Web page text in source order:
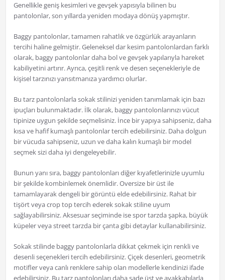
Genellikle geniş kesimleri ve gevşek yapısıyla bilinen bu
pantolonlar, son yıllarda yeniden modaya dönüş yapmıştır.
Baggy pantolonlar, tamamen rahatlık ve özgürlük arayanların
tercihi haline gelmiştir. Geleneksel dar kesim pantolonlardan farklı
olarak, baggy pantolonlar daha bol ve gevşek yapılarıyla hareket
kabiliyetini artırır. Ayrıca, çeşitli renk ve desen seçenekleriyle de
kişisel tarzınızı yansıtmanıza yardımcı olurlar.
Bu tarz pantolonlarla sokak stilinizi yeniden tanımlamak için bazı
ipuçları bulunmaktadır. İlk olarak, baggy pantolonlarınızı vücut
tipinize uygun şekilde seçmelisiniz. İnce bir yapıya sahipseniz, daha
kısa ve hafif kumaşlı pantolonlar tercih edebilirsiniz. Daha dolgun
bir vücuda sahipseniz, uzun ve daha kalın kumaşlı bir model
seçmek sizi daha iyi dengeleyebilir.
Bunun yanı sıra, baggy pantolonları diğer kıyafetlerinizle uyumlu
bir şekilde kombinlemek önemlidir. Oversize bir üst ile
tamamlayarak dengeli bir görüntü elde edebilirsiniz. Rahat bir
tişört veya crop top tercih ederek sokak stiline uyum
sağlayabilirsiniz. Aksesuar seçiminde ise spor tarzda şapka, büyük
küpeler veya street tarzda bir çanta gibi detaylar kullanabilirsiniz.
Sokak stilinde baggy pantolonlarla dikkat çekmek için renkli ve
desenli seçenekleri tercih edebilirsiniz. Çiçek desenleri, geometrik
motifler veya canlı renklere sahip olan modellerle kendinizi ifade
edebilirsiniz. Bu tarz pantolonları daha sade üst ve ayakkabılarla